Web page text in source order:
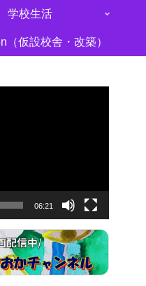
学校生活
（仮設校舎・改築）
06:21